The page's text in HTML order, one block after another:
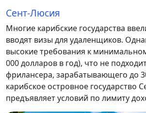
Сент-Люсия
Многие карибские государства
вводят визы для удаленщиков.
высокие требования к
000 долларов в год), что не
фрилансера, зарабатывающего до
карибское островное государство
предъявляет условий по лимиту